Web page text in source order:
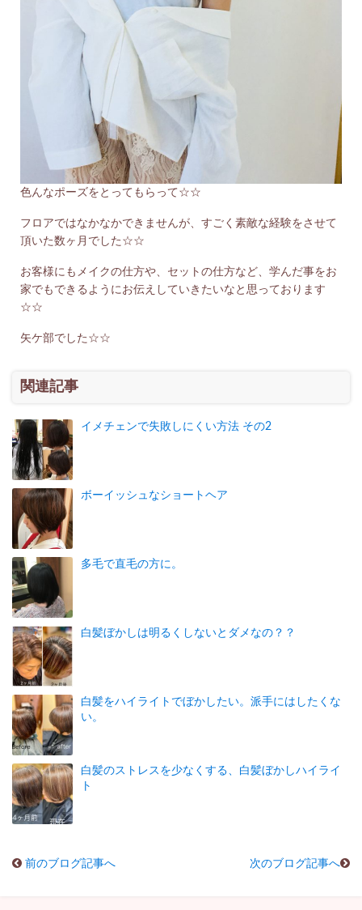
色んなポーズをとってもらって☆☆
フロアではなかなかできませんが、すごく素敵な経験をさせて
頂いた数ヶ月でした☆☆
お客様にもメイクの仕方や、セットの仕方など、学んだ事をお
家でもできるようにお伝えしていきたいなと思っております
☆☆
矢ケ部でした☆☆
関連記事
イメチェンで失敗しにくい方法 その2
ボーイッシュなショートヘア
多毛で直毛の方に。
白髪ぼかしは明るくしないとダメなの？？
白髪をハイライトでぼかしたい。派手にはしたくな
い。
白髪のストレスを少なくする、白髪ぼかしハイライ
ト
前のブログ記事へ 次のブログ記事へ